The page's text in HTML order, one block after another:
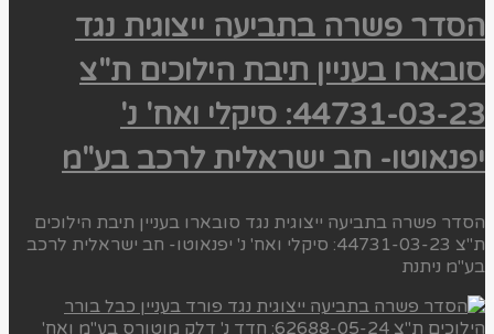
הסדר פשרה בתביעה ייצוגית נגד
סובארו בעניין תיבת הילוכים ת"צ
44731-03-23: סיקלי ואח' נ'
יפנאוטו- חב ישראלית לרכב בע"מ
הסדר פשרה בתביעה ייצוגית נגד סובארו בעניין תיבת הילוכים
ת"צ 44731-03-23: סיקלי ואח' נ' יפנאוטו- חב ישראלית לרכב
בע"מ ניתנת